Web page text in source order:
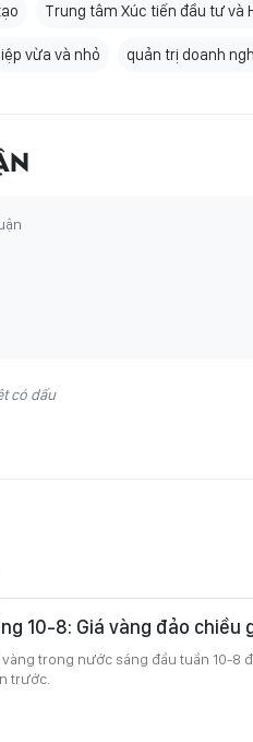
Trung tâm Xúc tiến đầu tư và
vừa và nhỏ quản trị doanh
có dấu
10-8: Giá vàng đảo chiều
vàng trong nước sáng đầu tuần 10-8
trước.